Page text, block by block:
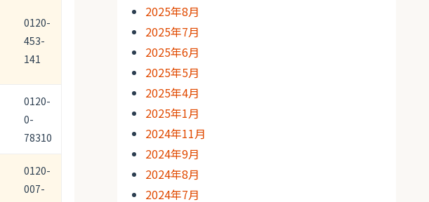
0120-
453-
141
0120-
0-
78310
0120-
007-
2025年8月
2025年7月
2025年6月
2025年5月
2025年4月
2025年1月
2024年11月
2024年9月
2024年8月
2024年7月